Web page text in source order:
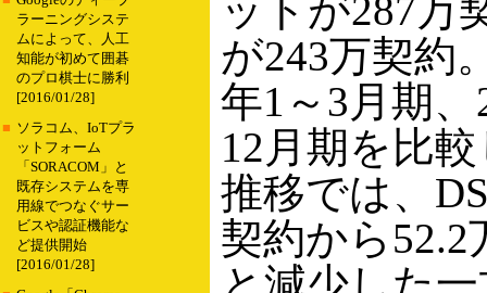
ラーニングシステ
ムによって、人工
知能が初めて囲碁
のプロ棋士に勝利
[2016/01/28]
■ ソラコム、IoTプラ
ットフォーム
「SORACOM」と
既存システムを専
用線でつなぐサー
ビスや認証機能な
ど提供開始
[2016/01/28]
ットが287万
が243万契約
年1～3月期、
12月期を比
推移では、
契約から52.2